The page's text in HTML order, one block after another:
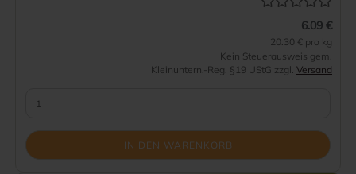
6.09 €
20.30 € pro kg
Kein Steuerausweis gem.
Kleinuntern.-Reg. §19 UStG zzgl. Versand
IN DEN WARENKORB